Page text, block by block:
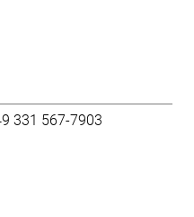
331 567-7903